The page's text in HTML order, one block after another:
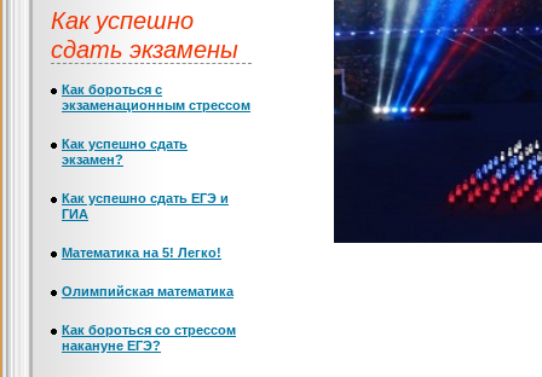
Как успешно
сдать экзамены
Как бороться с
экзаменационным стрессом
Как успешно сдать
экзамен?
Как успешно сдать ЕГЭ и
ГИА
Математика на 5! Легко!
Олимпийская математика
Как бороться со стрессом
накануне ЕГЭ?